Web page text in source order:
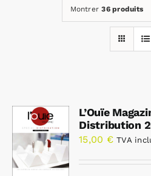
Montrer36 produits
L’Ouïe
Distribution
15,00 € TVA